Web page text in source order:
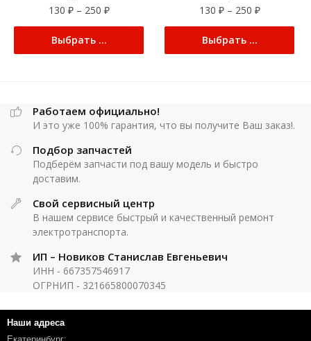
130 ₽– 250 ₽
Выбрать ...
130 ₽– 250 ₽
Выбрать ...
Работаем официально!
И это уже 100% гарантия, что вы получите Ваш заказ!.
Подбор запчастей
Подберём запчасти под вашу модель и быстро
доставим.
Свой сервисный центр
В нашем сервисе быстрый и качественный ремонт
электротранспорта.
ИП – Новиков Станислав Евгеньевич
ИНН - 667357546917
ОГРНИП - 321665800070345
Наши адреса